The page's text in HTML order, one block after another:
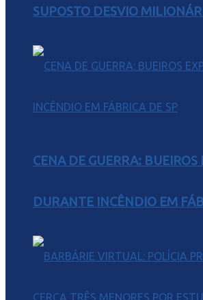
SUPOSTO DESVIO
CENA DE GUERRA:
DURANTE INCÊNDIO EM